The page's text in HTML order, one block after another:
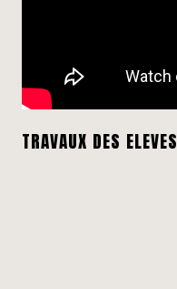
TRAVAUX DES